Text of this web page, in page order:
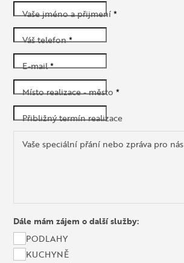
Vaše jméno a přijmení*
Váš telefon*
E-mail*
Místo realizace - město*
Přibližný termín realizace
Vaše speciální přání nebo zpráva pro nás
Dále mám zájem o další služby:
PODLAHY
KUCHYNĚ